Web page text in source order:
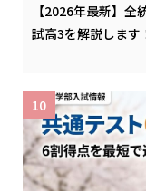
【2026年最新】
試高3を解説します
10